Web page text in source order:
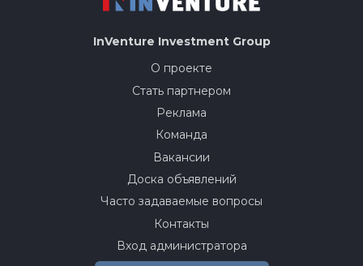
InVenture Investment Group
О проекте
Стать партнером
Реклама
Команда
Вакансии
Доска объявлений
Часто задаваемые вопросы
Контакты
Вход администратора